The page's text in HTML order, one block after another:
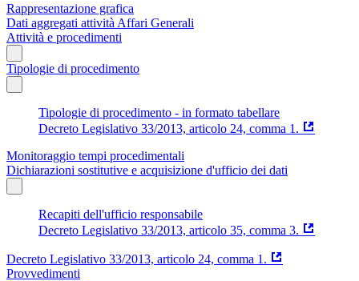
Rappresentazione grafica
Dati aggregati attività Affari Generali
Attività e procedimenti
Tipologie di procedimento
Tipologie di procedimento - in formato tabellare
Decreto Legislativo 33/2013, articolo 24, comma 1.
Monitoraggio tempi procedimentali
Dichiarazioni sostitutive e acquisizione d'ufficio dei dati
Recapiti dell'ufficio responsabile
Decreto Legislativo 33/2013, articolo 35, comma 3.
Decreto Legislativo 33/2013, articolo 24, comma 1.
Provvedimenti